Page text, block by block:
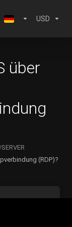
USD
über
(RDP)?